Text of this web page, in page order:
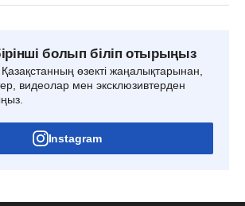
болып біліп отырыңыз
өзекті жаңалықтарынан,
видеолар мен эксклюзивтерден
Instagram